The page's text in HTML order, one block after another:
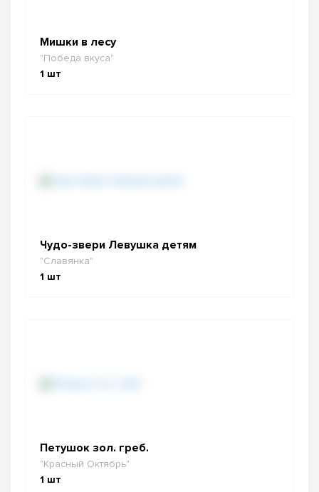
Мишки в лесу
"Победа вкуса"
1 шт
Чудо-звери Левушка детям
"Славянка"
1 шт
Петушок зол. греб.
"Красный Октябрь"
1 шт